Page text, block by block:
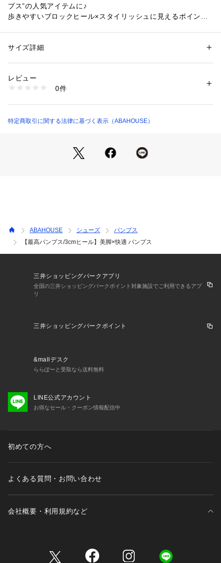
プス”の人気アイテムに♪
歩きやすいブロックヒール×スタイリッシュに見えるポインテ
トです◎
ーアップしました♪
い★
実際に働く女性とミーティングを重ね、パンプスに関するお悩
みをとことんヒアリングして、辿り着いた究極の一足。
す♪
※当社比において
★最高パンプスのサイズ感について
りますが一般的なパンプスと比べるとぴったりとフィットした
着用感です。
足あたりがソフトなアッパーと体重を受けて沈み込む前部分の
店頭フィッティングの時も「いつも通りのサイズ」をおすすめ
※一部撮影画像は、光の当たり具合で色味が違って見える場合
があります。商品の色味は白背景のスタジオ撮影画像をご参照
異なる場合があります。
※輸送中に傷が付くことを予防する為にソールに保護シートが
らご使用ください。また、全ての商品に保護シートが張られて
いる訳ではございませんのでご了承ください。
性別：レディース
素材：オフホワイト：牛革 グレー,グリーン：羊革
商品番号：
54461131009 （ショップ）
サイズ詳細
レビュー
0件
特定商取引に関する法律に基づく表示（ABAHOUSE）
ABAHOUSE シューズ
パンプス
【最高パンプス/3cmヒール】美脚×快適 パンプス
三井ショッピングパークアプリ
全国の三井ショッピングパークポイント対象施設でご利用できるアプ
リ
三井ショッピングパークポイント
&mallデスク
ららぽーと受取なら送料無料
LINE公式アカウント
お得なセール・クーポン情報配信中
初めての方へ
よくある質問・お問い合わせ
会社概要・利用規約など